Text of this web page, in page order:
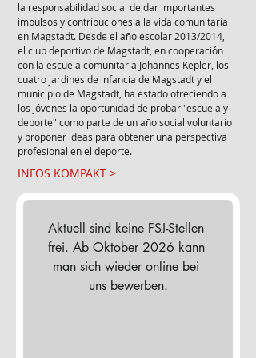
la responsabilidad social de dar importantes
impulsos y contribuciones a la vida comunitaria
en Magstadt. Desde el año escolar 2013/2014,
el club deportivo de Magstadt, en cooperación
con la escuela comunitaria Johannes Kepler, los
cuatro jardines de infancia de Magstadt y el
municipio de Magstadt, ha estado ofreciendo a
los jóvenes la oportunidad de probar "escuela y
deporte" como parte de un año social voluntario
y proponer ideas para obtener una perspectiva
profesional en el deporte.
INFOS KOMPAKT >
Aktuell sind keine FSJ-Stellen
frei. Ab Oktober 2026 kann
man sich wieder online bei
uns bewerben.